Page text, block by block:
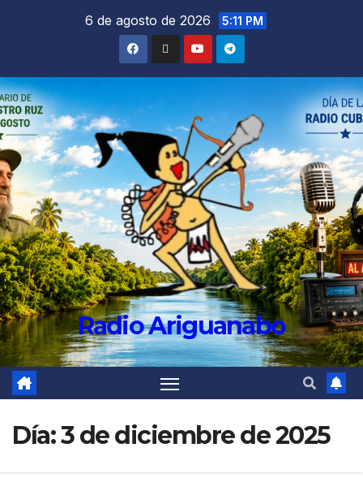
6 de agosto de 2026 5:11 PM
Radio Ariguanabo
Día:3 de diciembre de 2025